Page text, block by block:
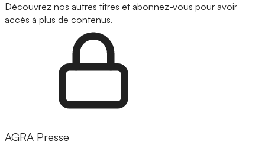
Découvrez nos autres titres et abonnez-vous pour avoir
accès à plus de contenus.
AGRA Presse